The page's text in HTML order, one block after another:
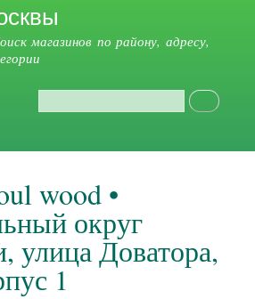
к
магазинов по району, адресу,
wood •
округ
улица Доватора,
1